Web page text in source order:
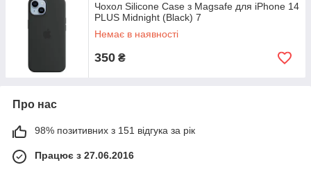
Чохол Silicone Case з Magsafe для iPhone 14
PLUS Midnight (Black) 7
Немає в наявності
350 ₴
Про нас
98% позитивних з 151 відгука за рік
Працює з 27.06.2016